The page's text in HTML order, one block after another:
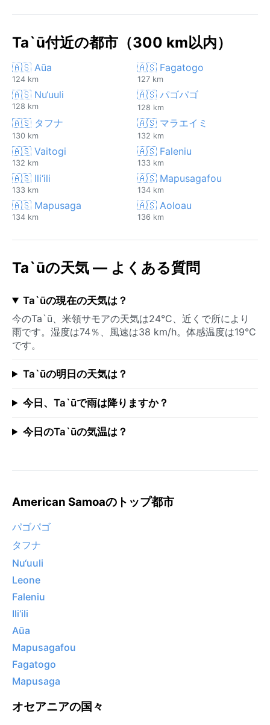
Ta`ū付近の都市（300 km以内）
🇦🇸 Aūa
124 km
🇦🇸 Fagatogo
127 km
🇦🇸 Nu‘uuli
128 km
🇦🇸 パゴパゴ
128 km
🇦🇸 タフナ
130 km
🇦🇸 マラエイミ
132 km
🇦🇸 Vaitogi
132 km
🇦🇸 Faleniu
133 km
🇦🇸 Ili‘ili
133 km
🇦🇸 Mapusagafou
134 km
🇦🇸 Mapusaga
134 km
🇦🇸 Aoloau
136 km
Ta`ūの天気 — よくある質問
Ta`ūの現在の天気は？
今のTa`ū、米領サモアの天気は24°C、近くで所により
雨です。湿度は74％、風速は38 km/h。体感温度は19°C
です。
Ta`ūの明日の天気は？
今日、Ta`ūで雨は降りますか？
今日のTa`ūの気温は？
American Samoaのトップ都市
パゴパゴ
タフナ
Nu‘uuli
Leone
Faleniu
Ili‘ili
Aūa
Mapusagafou
Fagatogo
Mapusaga
オセアニアの国々